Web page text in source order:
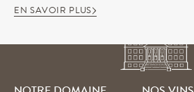
EN SAVOIR PLUS